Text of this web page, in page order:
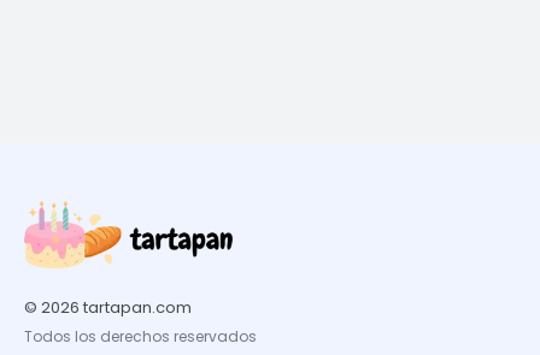
© 2026 tartapan.com
Todos los derechos reservados